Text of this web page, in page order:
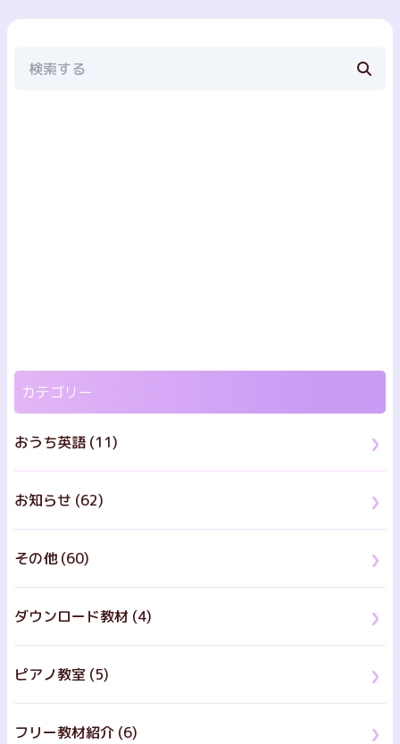
カテゴリー
おうち英語 (11)
お知らせ (62)
その他 (60)
ダウンロード教材 (4)
ピアノ教室 (5)
フリー教材紹介 (6)